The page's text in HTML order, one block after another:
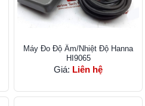
Máy Đo Độ Ẩm/Nhiệt Độ Hanna
HI9065
Giá: Liên hệ